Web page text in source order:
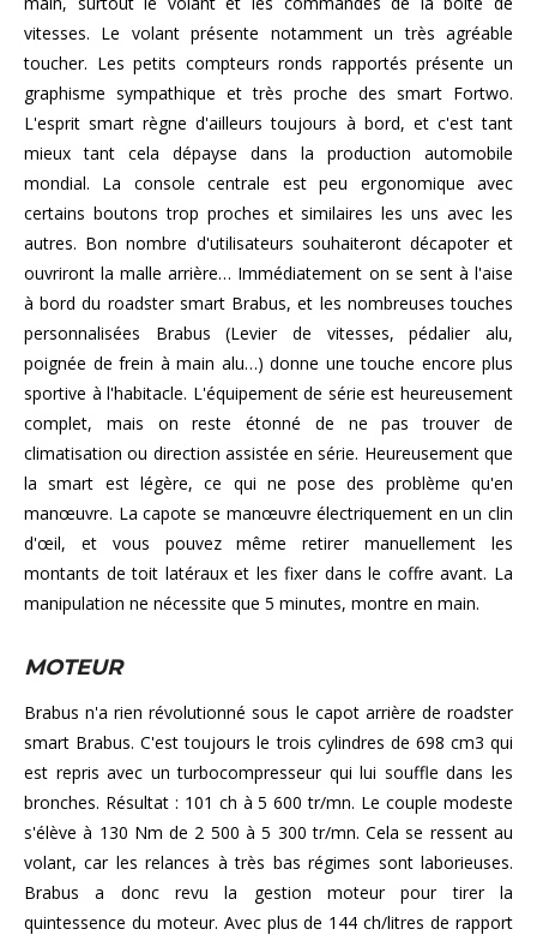
vitesses. Le volant présente notamment un très agréable
toucher. Les petits compteurs ronds rapportés présente un
graphisme sympathique et très proche des smart Fortwo.
L'esprit smart règne d'ailleurs toujours à bord, et c'est tant
mieux tant cela dépayse dans la production automobile
mondial. La console centrale est peu ergonomique avec
certains boutons trop proches et similaires les uns avec les
autres. Bon nombre d'utilisateurs souhaiteront décapoter et
ouvriront la malle arrière… Immédiatement on se sent à l'aise
à bord du roadster smart Brabus, et les nombreuses touches
personnalisées Brabus (Levier de vitesses, pédalier alu,
poignée de frein à main alu…) donne une touche encore plus
sportive à l'habitacle. L'équipement de série est heureusement
complet, mais on reste étonné de ne pas trouver de
climatisation ou direction assistée en série. Heureusement que
la smart est légère, ce qui ne pose des problème qu'en
manœuvre. La capote se manœuvre électriquement en un clin
d'œil, et vous pouvez même retirer manuellement les
montants de toit latéraux et les fixer dans le coffre avant. La
manipulation ne nécessite que 5 minutes, montre en main.
MOTEUR
Brabus n'a rien révolutionné sous le capot arrière de roadster
smart Brabus. C'est toujours le trois cylindres de 698 cm3 qui
est repris avec un turbocompresseur qui lui souffle dans les
bronches. Résultat : 101 ch à 5 600 tr/mn. Le couple modeste
s'élève à 130 Nm de 2 500 à 5 300 tr/mn. Cela se ressent au
volant, car les relances à très bas régimes sont laborieuses.
Brabus a donc revu la gestion moteur pour tirer la
quintessence du moteur. Avec plus de 144 ch/litres de rapport